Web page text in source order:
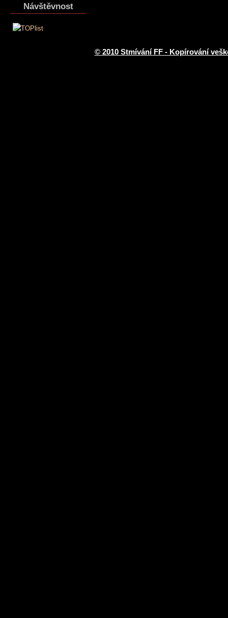
Návštěvnost
© 2010 Stmívání FF - Kopírování